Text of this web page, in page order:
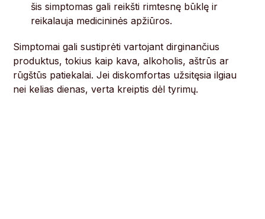
šis simptomas gali reikšti rimtesnę būklę ir
reikalauja medicininės apžiūros.
Simptomai gali sustiprėti vartojant dirginančius
produktus, tokius kaip kava, alkoholis, aštrūs ar
rūgštūs patiekalai. Jei diskomfortas užsitęsia ilgiau
nei kelias dienas, verta kreiptis dėl tyrimų.